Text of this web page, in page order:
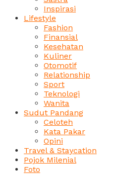
Inspirasi
Lifestyle
Fashion
Finansial
Kesehatan
Kuliner
Otomotif
Relationship
Sport
Teknologi
Wanita
Sudut Pandang
Celoteh
Kata Pakar
Opini
Travel & Staycation
Pojok Milenial
Foto